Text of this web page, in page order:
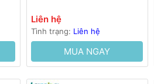
Liên hệ
Tình trạng: Liên hệ
MUA NGAY